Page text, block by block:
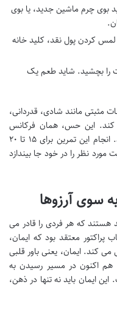
بوی چرم ماشین جدید، یا بوی
کردن پول نقد، کلید خانه
را بچشید. شاید طعم یک
مثبتی مانند شادی، قدردانی،
کند. این حس، همان فرکانس
بالایی است که ارتعاشات را همسو می سازد. انجام این تمرین برای ۱۵ تا ۲۰
نظر را در خود جا بیندازد
سوی آرزوها
هستند که هر فردی را قادر می
پراکتور معتقد بود که ایمان،
کند. ایمان، یعنی باور قلبی
هم اکنون در مسیر رسیدن به
ایمان باید نه تنها در ذهن،